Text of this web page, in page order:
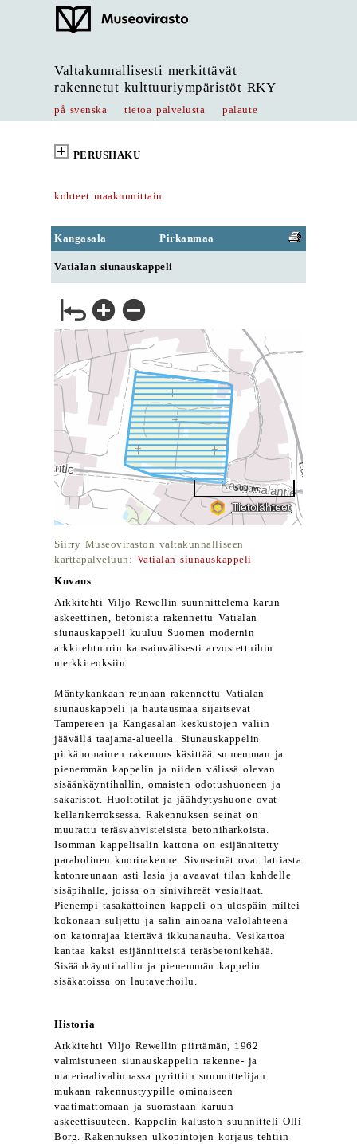
Valtakunnallisesti merkittävät
rakennetut kulttuuriympäristöt RKY
på svenska tietoa palvelusta palaute
PERUSHAKU
kohteet maakunnittain
Kangasala Pirkanmaa
Vatialan siunauskappeli
Siirry Museoviraston valtakunnalliseen
karttapalveluun: Vatialan siunauskappeli
Kuvaus
Arkkitehti Viljo Rewellin suunnittelema karun
askeettinen, betonista rakennettu Vatialan
siunauskappeli kuuluu Suomen modernin
arkkitehtuurin kansainvälisesti arvostettuihin
merkkiteoksiin.
Mäntykankaan reunaan rakennettu Vatialan
siunauskappeli ja hautausmaa sijaitsevat
Tampereen ja Kangasalan keskustojen väliin
jäävällä taajama-alueella. Siunauskappelin
pitkänomainen rakennus käsittää suuremman ja
pienemmän kappelin ja niiden välissä olevan
sisäänkäyntihallin, omaisten odotushuoneen ja
sakaristot. Huoltotilat ja jäähdytyshuone ovat
kellarikerroksessa. Rakennuksen seinät on
muurattu teräsvahvisteisista betoniharkoista.
Isomman kappelisalin kattona on esijännitetty
parabolinen kuorirakenne. Sivuseinät ovat lattiasta
katonreunaan asti lasia ja avaavat tilan kahdelle
sisäpihalle, joissa on sinivihreät vesialtaat.
Pienempi tasakattoinen kappeli on ulospäin miltei
kokonaan suljettu ja salin ainoana valolähteenä
on katonrajaa kiertävä ikkunanauha. Vesikattoa
kantaa kaksi esijännitteistä teräsbetonikehää.
Sisäänkäyntihallin ja pienemmän kappelin
sisäkatoissa on lautaverhoilu.
Historia
Arkkitehti Viljo Rewellin piirtämän, 1962
valmistuneen siunauskappelin rakenne- ja
materiaalivalinnassa pyrittiin suunnittelijan
mukaan rakennustyypille ominaiseen
vaatimattomaan ja suorastaan karuun
askeettisuuteen. Kappelin kaluston suunnitteli Olli
Borg. Rakennuksen ulkopintojen korjaus tehtiin